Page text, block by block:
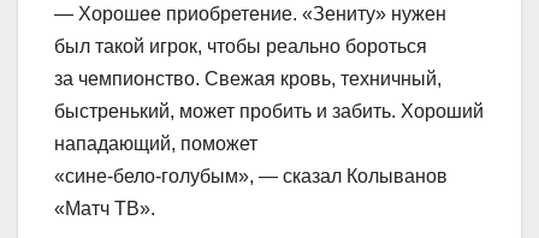
— Хорошее приобретение. «Зениту» нужен
был такой игрок, чтобы реально бороться
за чемпионство. Свежая кровь, техничный,
быстренький, может пробить и забить. Хороший
нападающий, поможет
«сине‑бело‑голубым», — сказал Колыванов
«Матч ТВ».